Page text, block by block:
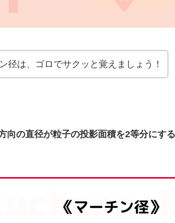
径は、ゴロでサクッと覚えましょう！
向の直径が粒子の投影面積を2等分にす